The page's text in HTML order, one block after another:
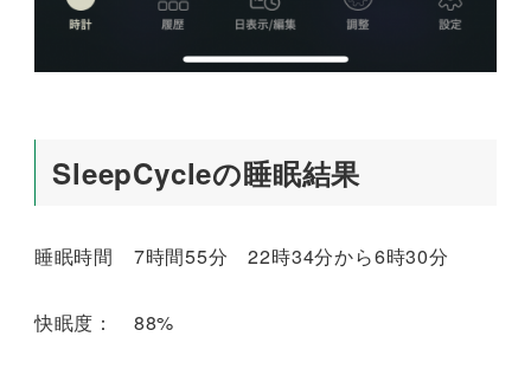
SleepCycleの睡眠結果
睡眠時間 7時間55分 22時34分から6時30分
快眠度： 88%